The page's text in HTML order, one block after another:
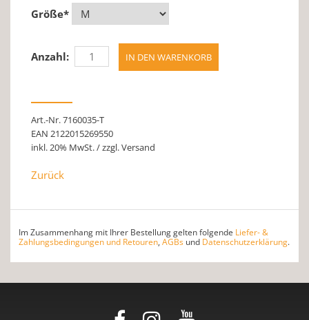
Größe*
Anzahl:
Art.-Nr. 7160035-T
EAN 2122015269550
inkl. 20% MwSt. / zzgl. Versand
Zurück
Im Zusammenhang mit Ihrer Bestellung gelten folgende Liefer- &
Zahlungsbedingungen und Retouren, AGBs und Datenschutzerklärung.